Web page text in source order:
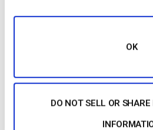
OK
DO NOT SELL OR
entrega de contenidos, Brightcove
audiencias de cualquier tamaño.